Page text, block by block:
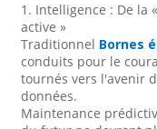
1. Intelligence : De la
active »
Traditionnel Bornes
conduits pour le
tournés vers l'avenir
données.
Maintenance